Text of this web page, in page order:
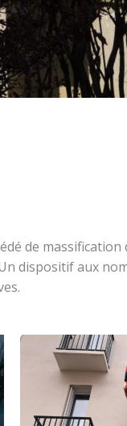
de
dispositif aux